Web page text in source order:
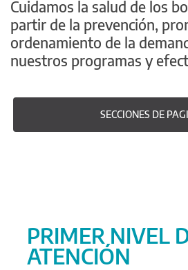
Cuidamos la salud de los
partir de la prevención,
ordenamiento de la
nuestros programas y
SECCIONES DE
PRIMER NIVEL
ATENCIÓN